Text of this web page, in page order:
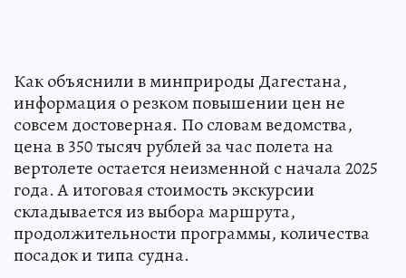
Как объяснили в минприроды Дагестана,
информация о резком повышении цен не
совсем достоверная. По словам ведомства,
цена в 350 тысяч рублей за час полета на
вертолете остается неизменной с начала 2025
года. А итоговая стоимость экскурсии
складывается из выбора маршрута,
продолжительности программы, количества
посадок и типа судна.